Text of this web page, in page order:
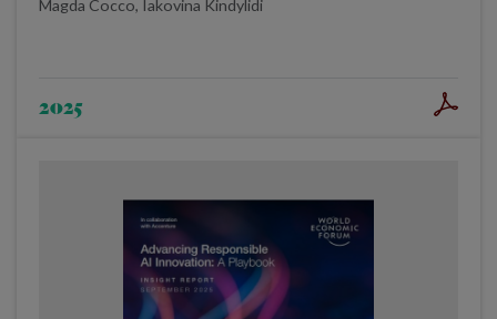
Magda Cocco, Iakovina Kindylidi
2025